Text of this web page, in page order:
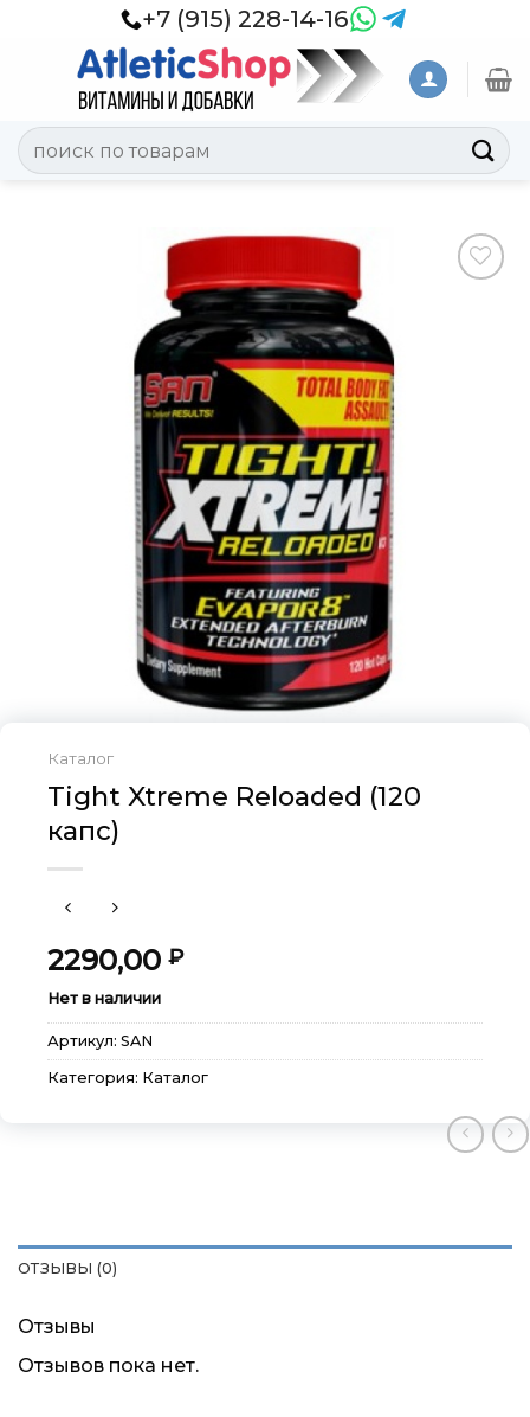
+7 (915) 228-14-16
Искать:
Каталог
Tight Xtreme Reloaded (120
капс)
2290,00 ₽
Нет в наличии
Артикул: SAN
Категория: Каталог
ОТЗЫВЫ (0)
Отзывы
Отзывов пока нет.
Каталог
Бренды
Каталог
Бренды
Каталог
Бренды